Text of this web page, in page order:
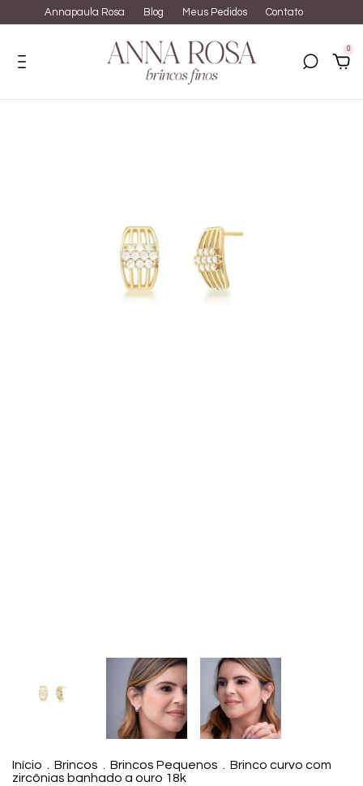
Annapaula Rosa Blog Meus Pedidos Contato
0
Início Brincos Brincos Pequenos
Brinco curvo com
zircônias banhado a ouro 18k